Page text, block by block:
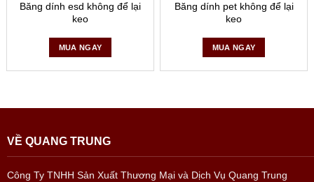
Là công ty sản xuất băng keo lớn nhất miền Bắc, chúng tôi
Băng dính esd không để lại
keo
MUA NGAY
Băng dính pet không để lại
keo
MUA NGAY
VỀ QUANG TRUNG
Công Ty TNHH Sản Xuất Thương Mại và Dịch Vụ Quang Trung